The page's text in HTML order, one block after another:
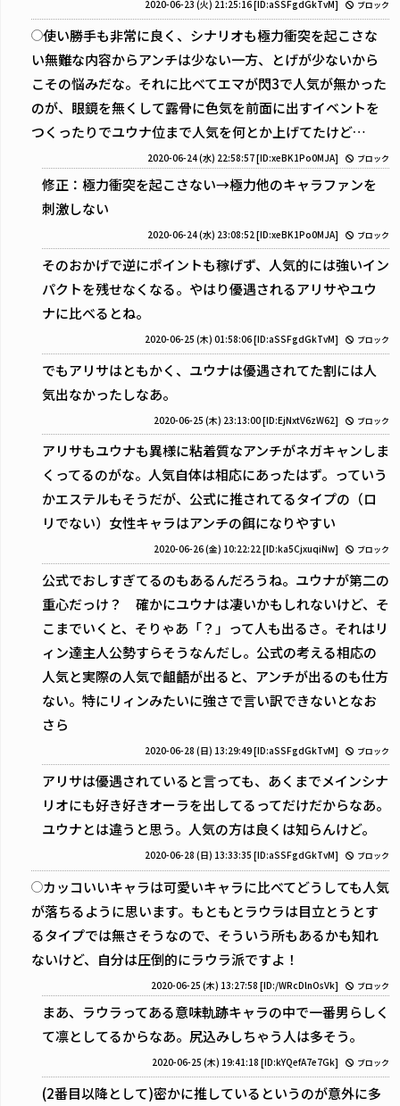
2020-06-23 (火) 21:25:16[ID:aSSFgdGkTvM] ブロック
使い勝手も非常に良く、シナリオも極力衝突を起こさな
い無難な内容からアンチは少ない一方、とげが少ないから
こその悩みだな。それに比べてエマが閃3で人気が無かった
のが、眼鏡を無くして露骨に色気を前面に出すイベントを
つくったりでユウナ位まで人気を何とか上げてたけど…
2020-06-24 (水) 22:58:57[ID:xeBK1Po0MJA] ブロック
修正：極力衝突を起こさない→極力他のキャラファンを
刺激しない
2020-06-24 (水) 23:08:52 [ID:xeBK1Po0MJA] ブロック
そのおかげで逆にポイントも稼げず、人気的には強いイン
パクトを残せなくなる。やはり優遇されるアリサやユウ
ナに比べるとね。
2020-06-25 (木) 01:58:06[ID:aSSFgdGkTvM] ブロック
でもアリサはともかく、ユウナは優遇されてた割には人
気出なかったしなあ。
2020-06-25 (木) 23:13:00[ID:EjNxtV6zW62] ブロック
アリサもユウナも異様に粘着質なアンチがネガキャンしま
くってるのがな。人気自体は相応にあったはず。っていう
かエステルもそうだが、公式に推されてるタイプの（ロ
リでない）女性キャラはアンチの餌になりやすい
2020-06-26 (金) 10:22:22[ID:ka5CjxuqiNw] ブロック
公式でおしすぎてるのもあるんだろうね。ユウナが第二の
重心だっけ？ 確かにユウナは凄いかもしれないけど、そ
こまでいくと、そりゃあ「？」って人も出るさ。それはリ
ィン達主人公勢すらそうなんだし。公式の考える相応の
人気と実際の人気で齟齬が出ると、アンチが出るのも仕方
ない。特にリィンみたいに強さで言い訳できないとなお
さら
2020-06-28 (日) 13:29:49[ID:aSSFgdGkTvM] ブロック
アリサは優遇されていると言っても、あくまでメインシナ
リオにも好き好きオーラを出してるってだけだからなあ。
ユウナとは違うと思う。人気の方は良くは知らんけど。
2020-06-28 (日) 13:33:35 [ID:aSSFgdGkTvM] ブロック
カッコいいキャラは可愛いキャラに比べてどうしても人気
が落ちるように思います。もともとラウラは目立とうとす
るタイプでは無さそうなので、そういう所もあるかも知れ
ないけど、自分は圧倒的にラウラ派ですよ！
2020-06-25 (木) 13:27:58 [ID:/WRcDlnOsVk] ブロック
まあ、ラウラってある意味軌跡キャラの中で一番男らしく
て凛としてるからなあ。尻込みしちゃう人は多そう。
2020-06-25 (木) 19:41:18 [ID:kYQefA7e7Gk] ブロック
(2番目以降として)密かに推しているというのが意外に多